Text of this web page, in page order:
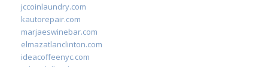
jccoinlaundry.com
kautorepair.com
marjaeswinebar.com
elmazatlanclinton.com
ideacoffeenyc.com